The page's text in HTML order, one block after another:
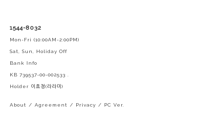
1544-8032
Mon-Fri (10:00AM-2:00PM)
Sat, Sun, Holiday Off
Bank Info
KB 739537-00-002533 .
Holder 이효정(라라미)
About / Agreement / Privacy / PC Ver.